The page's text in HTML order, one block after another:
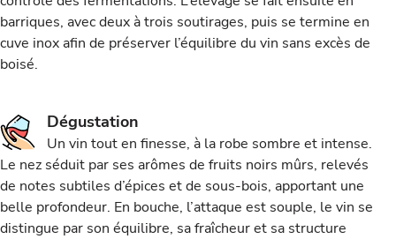
barriques, avec deux à trois soutirages, puis se termine en
cuve inox afin de préserver l’équilibre du vin sans excès de
boisé.
Dégustation
Un vin tout en finesse, à la robe sombre et intense.
Le nez séduit par ses arômes de fruits noirs mûrs, relevés
de notes subtiles d’épices et de sous-bois, apportant une
belle profondeur. En bouche, l’attaque est souple, le vin se
distingue par son équilibre, sa fraîcheur et sa structure